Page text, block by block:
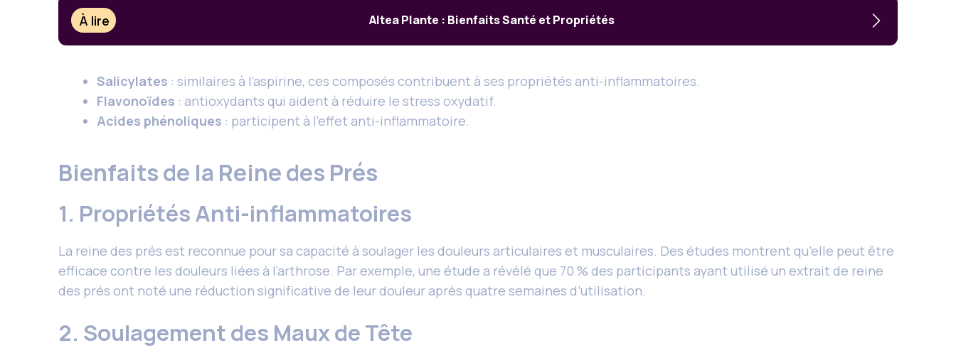
À lire Altea Plante : Bienfaits Santé et Propriétés
Salicylates : similaires à l’aspirine, ces composés contribuent à ses propriétés anti-inflammatoires.
Flavonoïdes : antioxydants qui aident à réduire le stress oxydatif.
Acides phénoliques : participent à l’effet anti-inflammatoire.
Bienfaits de la Reine des Prés
1. Propriétés Anti-inflammatoires
La reine des prés est reconnue pour sa capacité à soulager les douleurs articulaires et musculaires. Des études montrent qu’elle peut être
efficace contre les douleurs liées à l’arthrose. Par exemple, une étude a révélé que 70 % des participants ayant utilisé un extrait de reine
des prés ont noté une réduction significative de leur douleur après quatre semaines d’utilisation.
2. Soulagement des Maux de Tête